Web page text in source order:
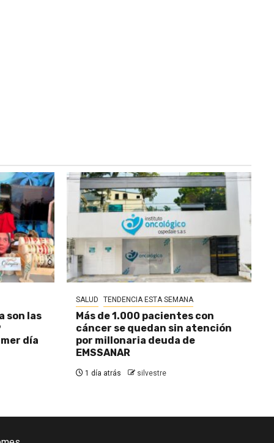
son las
día
SALUD TENDENCIA ESTA SEMANA
Más de 1.000 pacientes con
cáncer se quedan sin atención
por millonaria deuda de
EMSSANAR
1 día atrás silvestre